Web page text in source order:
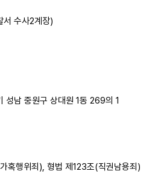
서 수사2계장)
성남 중원구 상대원 1동 269의 1
혹행위죄), 형법 제123조(직권남용죄)